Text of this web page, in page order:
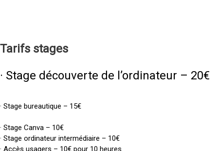
Tarifs stages
· Stage découverte de l’ordinateur – 20€
· Stage bureautique – 15€
· Stage Canva – 10€
· Stage ordinateur intermédiaire – 10€